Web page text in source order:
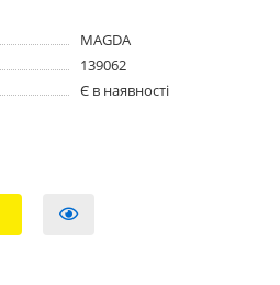
MAGDA
139062
Є в наявності